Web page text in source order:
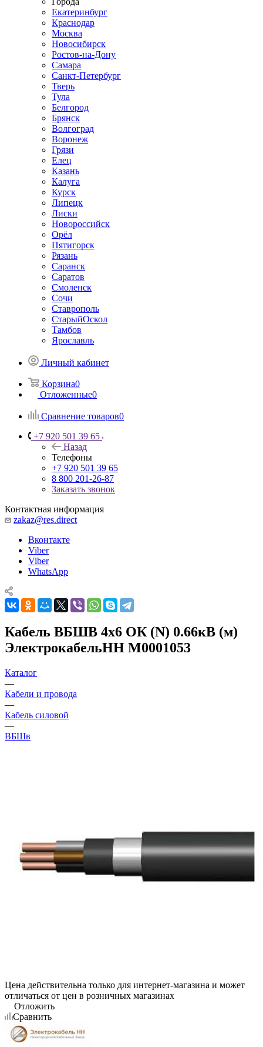
Екатеринбург
Краснодар
Москва
Новосибирск
Ростов-на-Дону
Самара
Санкт-Петербург
Тверь
Тула
Белгород
Брянск
Волгоград
Воронеж
Грязи
Елец
Казань
Калуга
Курск
Липецк
Лиски
Новороссийск
Орёл
Пятигорск
Рязань
Саранск
Саратов
Смоленск
Сочи
Ставрополь
СтарыйОскол
Тамбов
Ярославль
Личный кабинет
Корзина0
Отложенные0
Сравнение товаров0
+7 920 501 39 65
Назад
Телефоны
+7 920 501 39 65
8 800 201-26-87
Заказать звонок
Контактная информация
zakaz@res.direct
Вконтакте
Viber
Viber
WhatsApp
Кабель ВБШВ 4х6 ОК (N) 0.66кВ (м)
ЭлектрокабельНН M0001053
Каталог
—
Кабели и провода
—
Кабель силовой
—
ВБШв
Цена действительна только для интернет-магазина и может
отличаться от цен в розничных магазинах
Отложить
Сравнить